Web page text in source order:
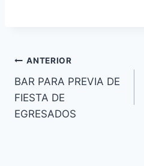
Navegación
de
entradas
ANTERIOR
BAR PARA PREVIA DE
FIESTA DE
EGRESADOS